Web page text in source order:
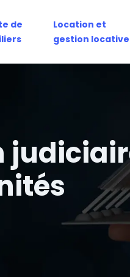
de
Location et
gestion locative